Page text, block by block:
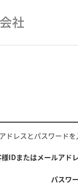
ドレス とパスワード
様IDまたはメールアド
パスワ